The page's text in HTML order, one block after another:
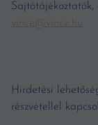
Sajtótájékoztatók,
vince@vince.hu
Hirdetési
részvétellel